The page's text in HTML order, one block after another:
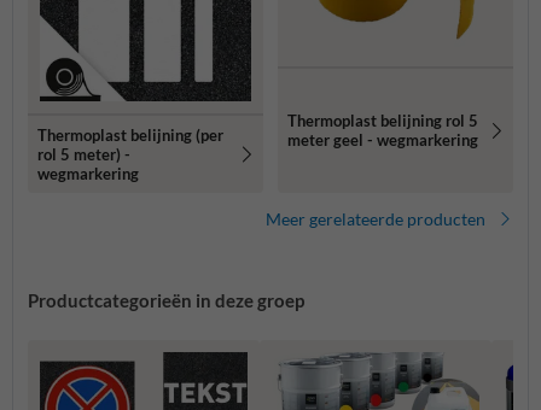
Thermoplast belijning (per
rol 5 meter) -
wegmarkering
Thermoplast belijning rol 5
meter geel - wegmarkering
Meer gerelateerde producten
Productcategorieën in deze groep